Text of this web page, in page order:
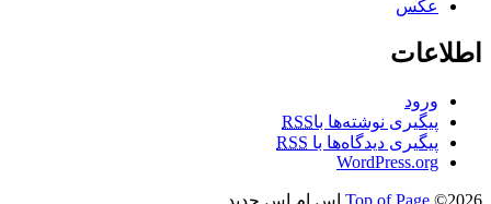
عکس
اطلاعات
ورود
پیگیری نوشته‌ها باRSS
پیگیری دیدگاه‌ها با RSS
WordPress.org
Top of Page ©2026 اس ام اس جدید